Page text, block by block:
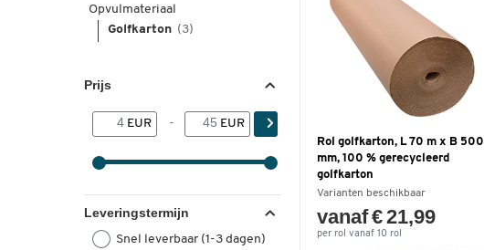
Opvulmateriaal
Golfkarton (3)
Prijs
EUR - EUR
Leveringstermijn
Snel leverbaar (1-3 dagen)
Rol golfkarton, L 70 m x B 500
mm, 100 % gerecycleerd
golfkarton
Varianten beschikbaar
vanaf € 21,99
per rol vanaf 10 rol